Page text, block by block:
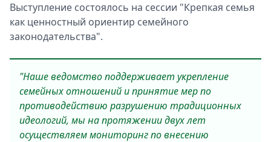
Выступление состоялось на сессии "Крепкая семья
как ценностный ориентир семейного
законодательства".
"Наше ведомство поддерживает укрепление
семейных отношений и принятие мер по
противодействию разрушению традиционных
идеологий, мы на протяжении двух лет
осуществляем мониторинг по внесению